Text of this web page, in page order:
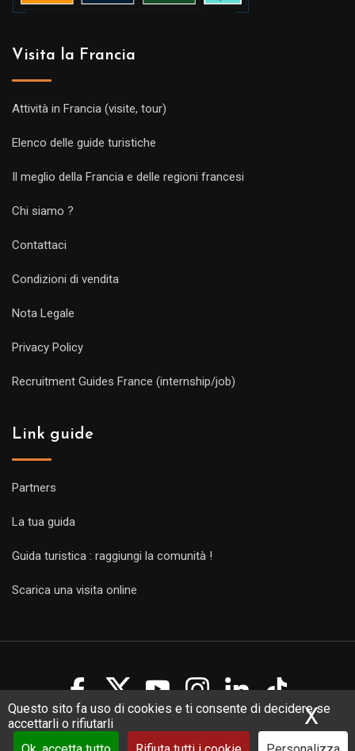
Questo sito fa uso di cookies e ti consente di decidere se
accettarli o rifiutarli
X
Visita la Francia
Attività in Francia (visite, tour)
Elenco delle guide turistiche
Il meglio della Francia e delle regioni francesi
Chi siamo ?
Contattaci
Condizioni di vendita
Nota Legale
Privacy Policy
Recruitment Guides France (internship/job)
Link guide
Partners
La tua guida
Guida turistica : raggiungi la comunità !
Scarica una visita online
Copyright Guides 2021. Tous droits réservés.
Développement
web sur mesurepar iSoluce